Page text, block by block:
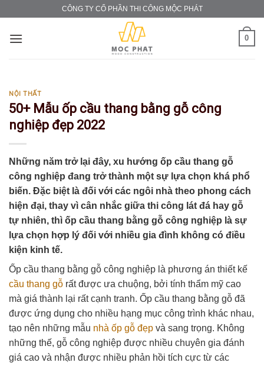
content
CÔNG TY CỔ PHẦN THI CÔNG MỘC PHÁT
0
NỘI THẤT
50+ Mẫu ốp cầu thang bằng gỗ công
nghiệp đẹp 2022
Những năm trở lại đây, xu hướng ốp cầu thang gỗ
công nghiệp đang trở thành một sự lựa chọn khá phổ
biến. Đặc biệt là đối với các ngôi nhà theo phong cách
hiện đại, thay vì cân nhắc giữa thi công lát đá hay gỗ
tự nhiên, thì ốp cầu thang bằng gỗ công nghiệp là sự
lựa chọn hợp lý đối với nhiều gia đình không có điều
kiện kinh tế.
Ốp cầu thang bằng gỗ công nghiệp là phương án thiết kế
cầu thang gỗ rất được ưa chuộng, bởi tính thẩm mỹ cao
mà giá thành lại rất cạnh tranh. Ốp cầu thang bằng gỗ đã
được ứng dụng cho nhiều hạng mục công trình khác nhau,
tạo nên những mẫu nhà ốp gỗ đẹp và sang trọng. Không
những thế, gỗ công nghiệp được nhiều chuyên gia đánh
giá cao và nhận được nhiều phản hồi tích cực từ các